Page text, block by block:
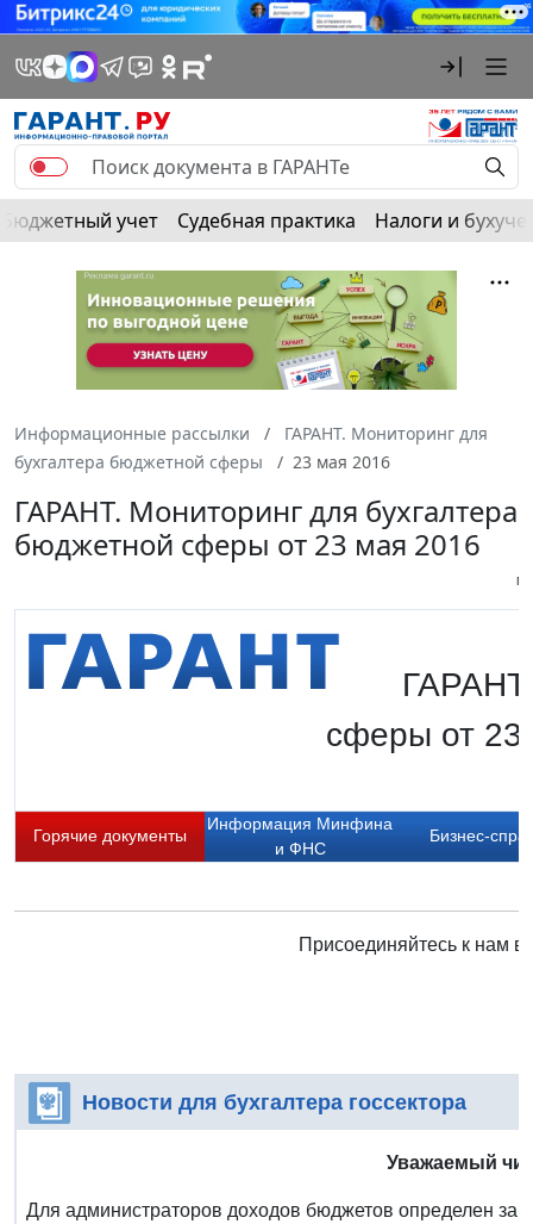
Бюджетный учет Судебная практика Налоги и
Информационные рассылки
ГАРАНТ. Мониторинг для
бухгалтера бюджетной сферы
23 мая 2016
ГАРАНТ. Мониторинг для бухгалтера
бюджетной сферы от 23 мая 2016
сферы от
Горячие документы
Информация Минфина
и ФНС
Бизнес-
Присоединяйтесь к нам в:
Новости для бухгалтера госсектора
Уважаемый
Для администраторов доходов бюджетов определен